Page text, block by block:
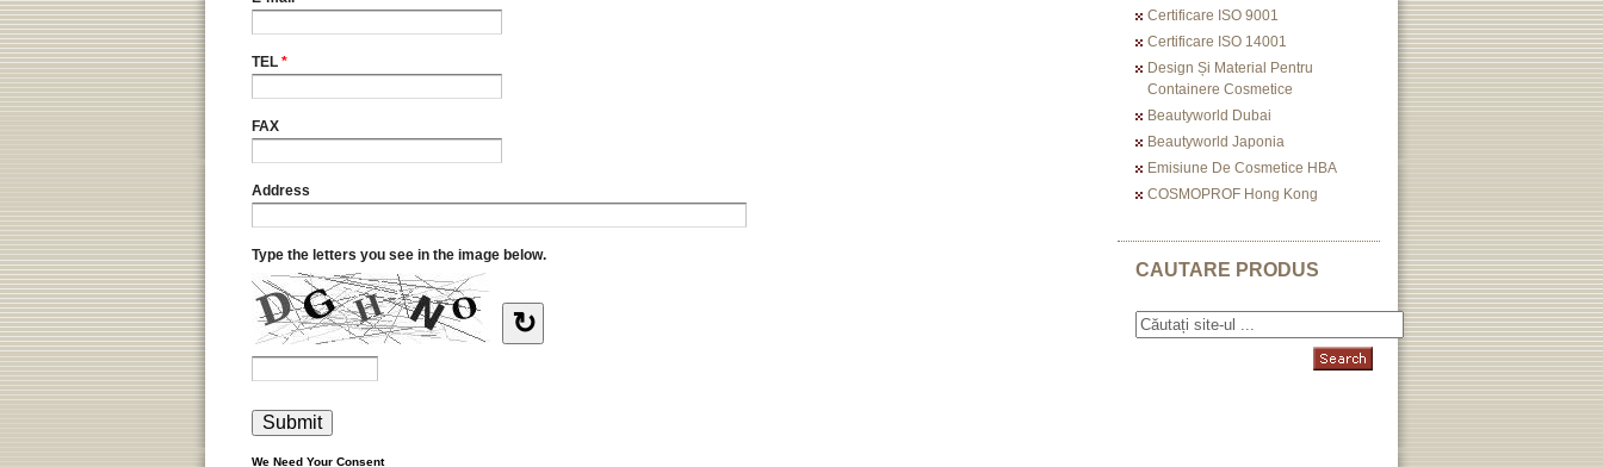
Certificare ISO 9001
Certificare ISO 14001
Design Și Material Pentru
Containere Cosmetice
Beautyworld Dubai
Beautyworld Japonia
Emisiune De Cosmetice HBA
COSMOPROF Hong Kong
CAUTARE PRODUS